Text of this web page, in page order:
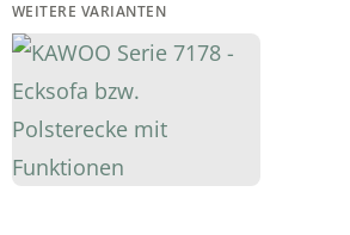
WEITERE VARIANTEN